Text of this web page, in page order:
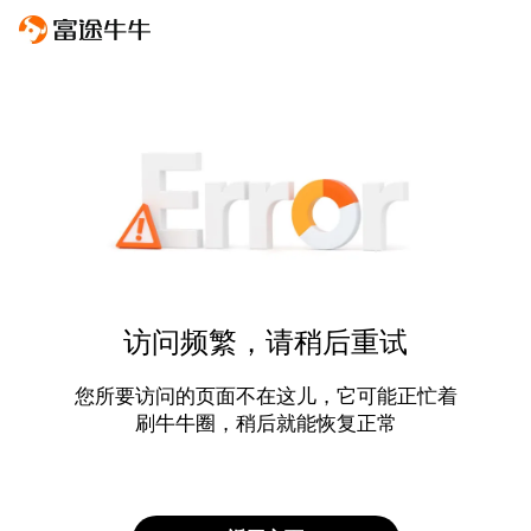
访问频繁，请稍后重试
您所要访问的页面不在这儿，它可能正忙着
刷牛牛圈，稍后就能恢复正常